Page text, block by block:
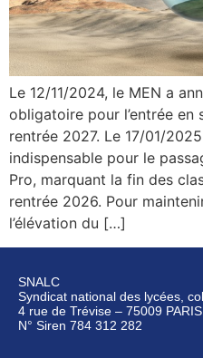
Le 12/11/2024, le MEN a
obligatoire pour l’entrée
rentrée 2027. Le 17/01/
indispensable pour le
Pro, marquant la fin des
rentrée 2026. Pour
l’élévation du […]
SNALC
Syndicat national des lycées,
4 rue de Trévise – 75009 PARIS
N° Siren 784 312 282